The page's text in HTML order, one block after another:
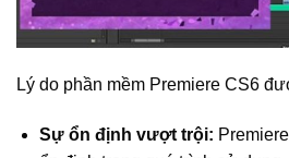
Lý do phần mềm Premiere CS6
Sự ổn định vượt trội: